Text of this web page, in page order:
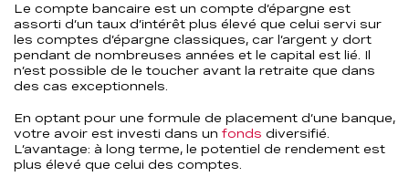
Le compte bancaire est un compte d’épargne est
assorti d’un taux d’intérêt plus élevé que celui servi sur
les comptes d’épargne classiques, car l’argent y dort
pendant de nombreuses années et le capital est lié. Il
n’est possible de le toucher avant la retraite que dans
des cas exceptionnels.
En optant pour une formule de placement d’une banque,
votre avoir est investi dans un fonds diversifié.
L’avantage: à long terme, le potentiel de rendement est
plus élevé que celui des comptes.